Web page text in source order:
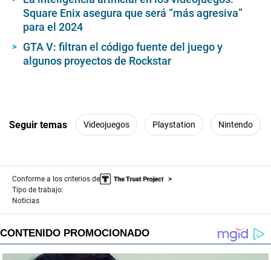
Square Enix asegura que será “más agresiva”
para el 2024
GTA V: filtran el código fuente del juego y
algunos proyectos de Rockstar
Seguir temas Videojuegos Playstation Nintendo
Conforme a los criterios de
Tipo de trabajo:
Noticias